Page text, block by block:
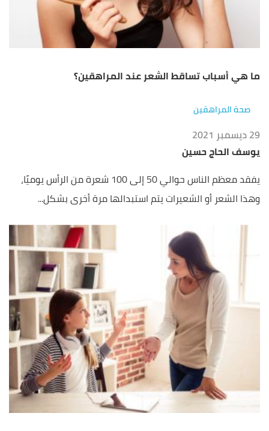
ما هي أسباب تساقط الشعر عند المراهقين؟
صحة المراهقين
29 ديسمبر 2021
يوسف الحاج حسين
يفقد معظم الناس حوالي 50 إلى 100 شعرة من الرأس يوميًا،
وهذا الشعر أو الشعيرات يتم استبدالها مرة أخرى بشكل...